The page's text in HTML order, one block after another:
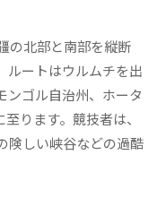
の北部と南部を縦断
ルートはウルムチを出
ンゴル自治州、ホータ
ります。競技者は、
険しい峡谷などの過酷